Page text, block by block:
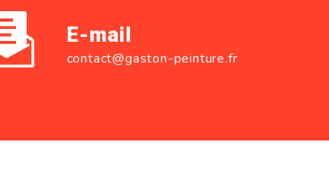
E-mail
contact@gaston-peinture.fr